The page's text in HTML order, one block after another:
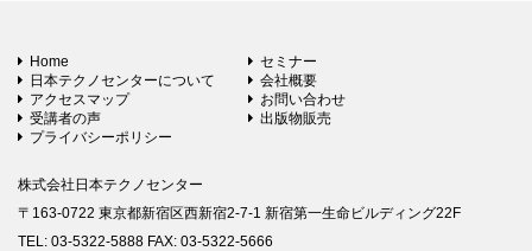
Home
セミナー
日本テクノセンターについて
会社概要
アクセスマップ
お問い合わせ
受講者の声
出版物販売
プライバシーポリシー
株式会社日本テクノセンター
〒163-0722 東京都新宿区西新宿2-7-1 新宿第一生命ビルディング22F
TEL: 03-5322-5888 FAX: 03-5322-5666